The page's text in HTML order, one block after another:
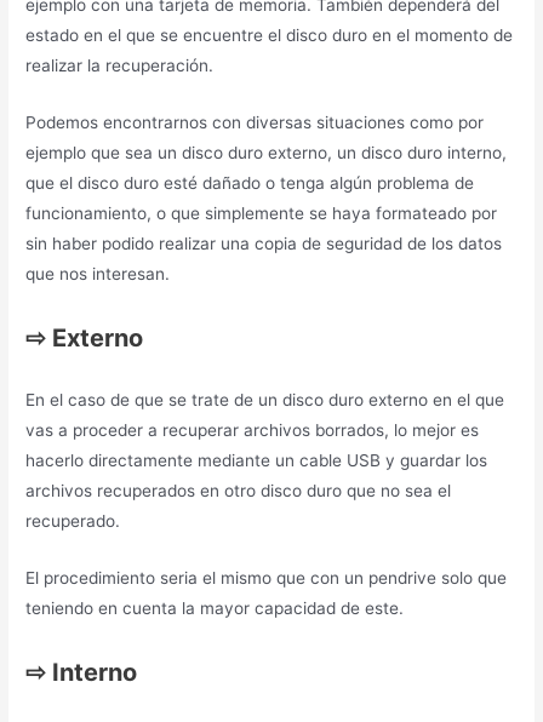
ejemplo con una tarjeta de memoria. También dependerá del
estado en el que se encuentre el disco duro en el momento de
realizar la recuperación.
Podemos encontrarnos con diversas situaciones como por
ejemplo que sea un disco duro externo, un disco duro interno,
que el disco duro esté dañado o tenga algún problema de
funcionamiento, o que simplemente se haya formateado por
sin haber podido realizar una copia de seguridad de los datos
que nos interesan.
⇨ Externo
En el caso de que se trate de un disco duro externo en el que
vas a proceder a recuperar archivos borrados, lo mejor es
hacerlo directamente mediante un cable USB y guardar los
archivos recuperados en otro disco duro que no sea el
recuperado.
El procedimiento seria el mismo que con un pendrive solo que
teniendo en cuenta la mayor capacidad de este.
⇨ Interno